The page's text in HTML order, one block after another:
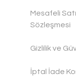
Mesafeli
Sözleşmesi
Gizlilik ve
İptal İade